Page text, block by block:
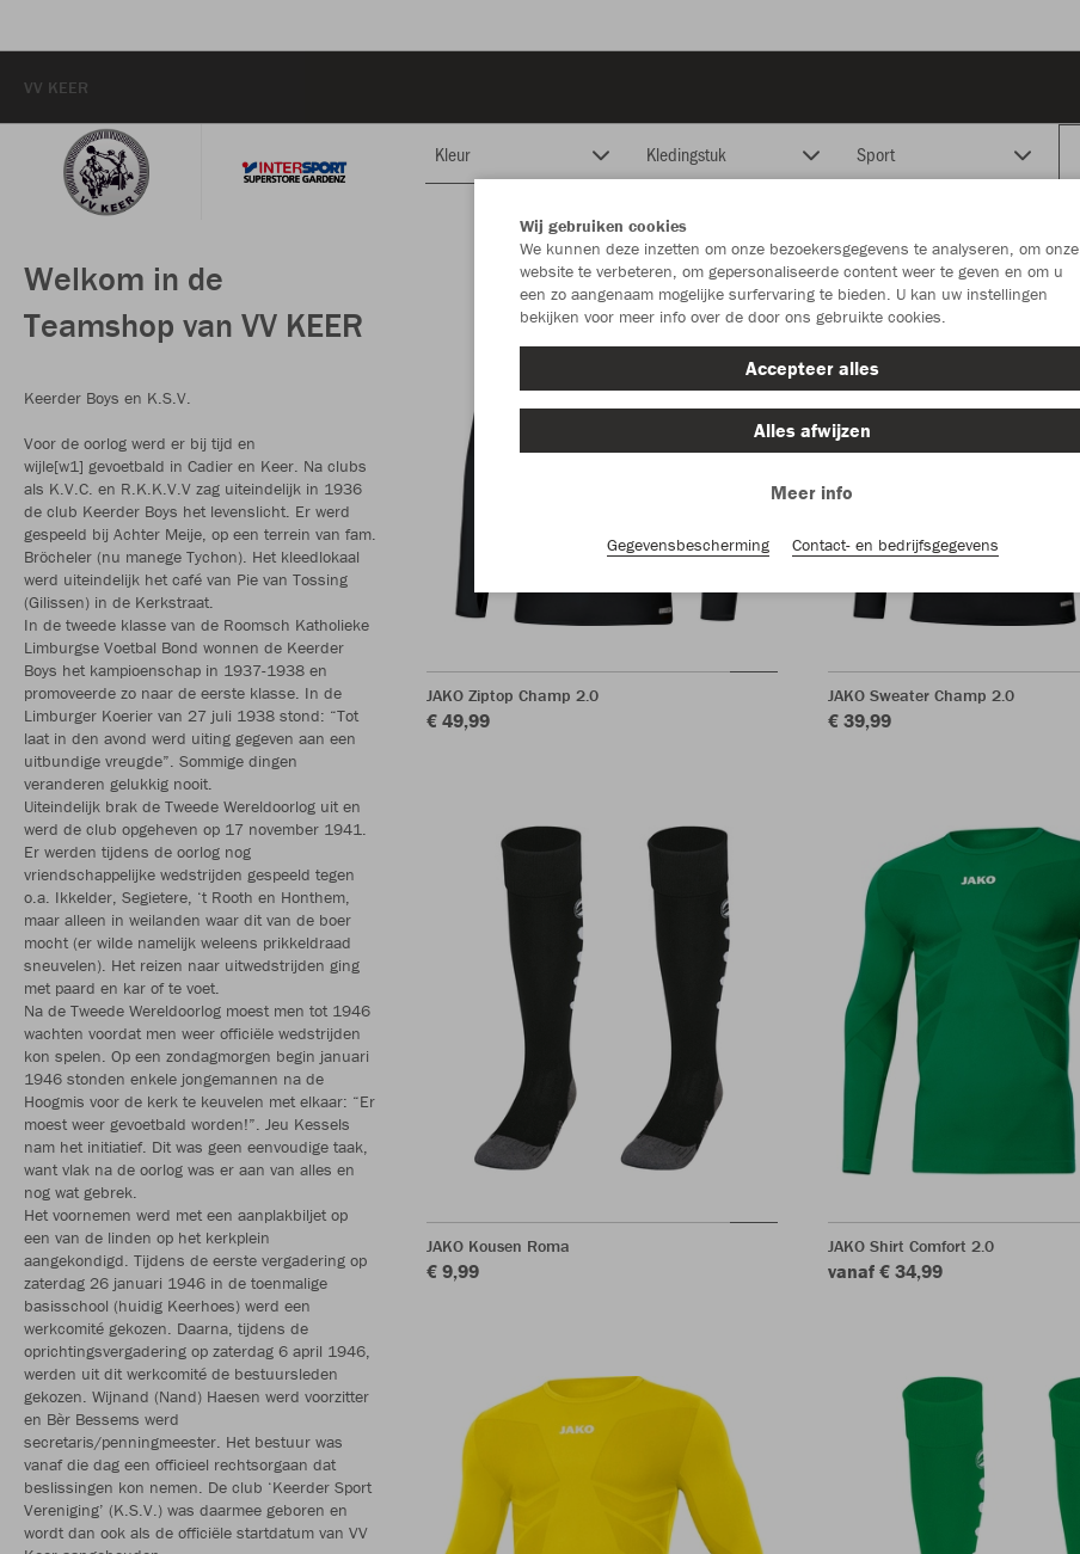
VV KEER
Welkom in de
Teamshop van VV KEER
Keerder Boys en K.S.V.
Voor de oorlog werd er bij tijd en
wijle[w1] gevoetbald in Cadier en Keer. Na clubs
als K.V.C. en R.K.K.V.V zag uiteindelijk in 1936
de club Keerder Boys het levenslicht. Er werd
gespeeld bij Achter Meije, op een terrein van fam.
Bröcheler (nu manege Tychon). Het kleedlokaal
werd uiteindelijk het café van Pie van Tossing
(Gilissen) in de Kerkstraat.
In de tweede klasse van de Roomsch Katholieke
Limburgse Voetbal Bond wonnen de Keerder
Boys het kampioenschap in 1937-1938 en
promoveerde zo naar de eerste klasse. In de
Limburger Koerier van 27 juli 1938 stond: “Tot
laat in den avond werd uiting gegeven aan een
uitbundige vreugde”. Sommige dingen
veranderen gelukkig nooit.
Uiteindelijk brak de Tweede Wereldoorlog uit en
werd de club opgeheven op 17 november 1941.
Er werden tijdens de oorlog nog
vriendschappelijke wedstrijden gespeeld tegen
o.a. Ikkelder, Segietere, ‘t Rooth en Honthem,
maar alleen in weilanden waar dit van de boer
mocht (er wilde namelijk weleens prikkeldraad
sneuvelen). Het reizen naar uitwedstrijden ging
met paard en kar of te voet.
Na de Tweede Wereldoorlog moest men tot 1946
wachten voordat men weer officiële wedstrijden
kon spelen. Op een zondagmorgen begin januari
1946 stonden enkele jongemannen na de
Hoogmis voor de kerk te keuvelen met elkaar: “Er
moest weer gevoetbald worden!”. Jeu Kessels
nam het initiatief. Dit was geen eenvoudige taak,
want vlak na de oorlog was er aan van alles en
nog wat gebrek.
Het voornemen werd met een aanplakbiljet op
een van de linden op het kerkplein
aangekondigd. Tijdens de eerste vergadering op
zaterdag 26 januari 1946 in de toenmalige
basisschool (huidig Keerhoes) werd een
werkcomité gekozen. Daarna, tijdens de
oprichtingsvergadering op zaterdag 6 april 1946,
werden uit dit werkcomité de bestuursleden
gekozen. Wijnand (Nand) Haesen werd voorzitter
en Bèr Bessems werd
secretaris/penningmeester. Het bestuur was
vanaf die dag een officieel rechtsorgaan dat
beslissingen kon nemen. De club ‘Keerder Sport
Vereniging’ (K.S.V.) was daarmee geboren en
wordt dan ook als de officiële startdatum van VV
Kleur Kledingstuk Sport
JAKO Ziptop Champ 2.0
€ 49,99
JAKO Sweater Champ 2.0
€ 39,99
JAKO Kousen Roma
€ 9,99
JAKO Shirt Comfort 2.0
vanaf € 34,99
Wij gebruiken cookies
We kunnen deze inzetten om onze bezoekersgegevens te analyseren, om onze
website te verbeteren, om gepersonaliseerde content weer te geven en om u
een zo aangenaam mogelijke surfervaring te bieden. U kan uw instellingen
bekijken voor meer info over de door ons gebruikte cookies.
Accepteer alles
Alles afwijzen
Meer info
Gegevensbescherming Contact- en bedrijfsgegevens